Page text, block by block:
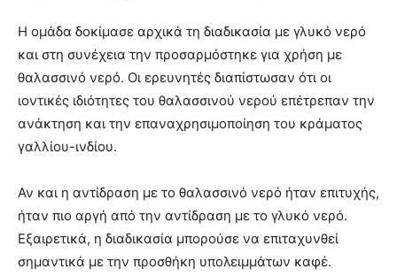
Η ομάδα δοκίμασε αρχικά τη διαδικασία με γλυκό νερό
και στη συνέχεια την προσαρμόστηκε για χρήση με
θαλασσινό νερό. Οι ερευνητές διαπίστωσαν ότι οι
ιοντικές ιδιότητες του θαλασσινού νερού επέτρεπαν την
ανάκτηση και την επαναχρησιμοποίηση του κράματος
γαλλίου-ινδίου.
Αν και η αντίδραση με το θαλασσινό νερό ήταν επιτυχής,
ήταν πιο αργή από την αντίδραση με το γλυκό νερό.
Εξαιρετικά, η διαδικασία μπορούσε να επιταχυνθεί
σημαντικά με την προσθήκη υπολειμμάτων καφέ.